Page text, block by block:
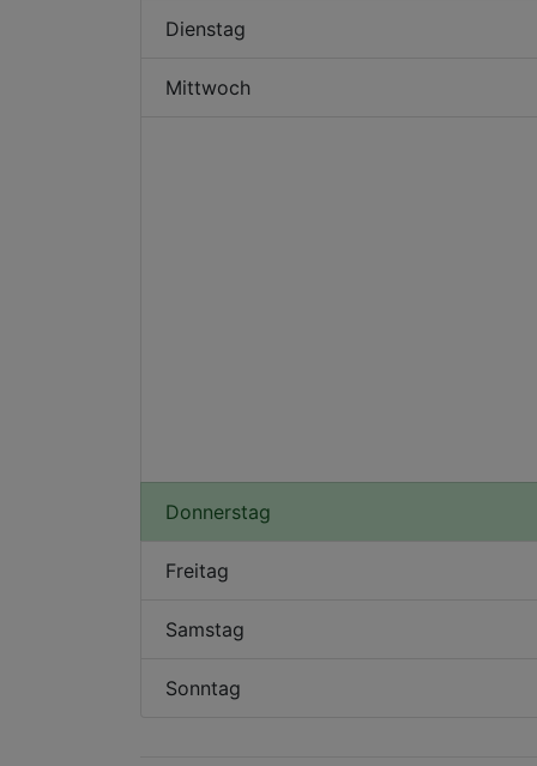
Dienstag
Mittwoch
Donnerstag
Freitag
Samstag
Sonntag